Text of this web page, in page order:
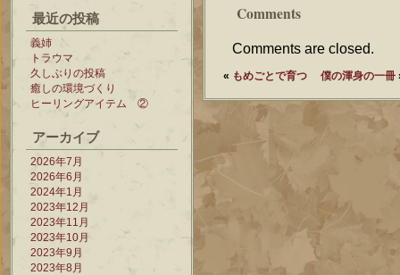
最近の投稿
義姉
トラウマ
久しぶりの投稿
癒しの環境づくり
ヒーリングアイテム ②
アーカイブ
2026年7月
2026年6月
2024年1月
2023年12月
2023年11月
2023年10月
2023年9月
2023年8月
Comments
Comments are closed.
« もめごとで育つ 僕の渾身の一冊